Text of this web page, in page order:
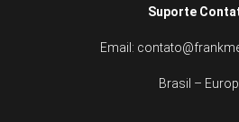
Suporte
Email:
Brasil –